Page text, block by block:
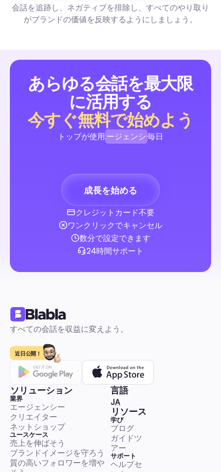
ールするステップバイステップの自動化プレイブックを手に入
ょう。Instagramストーリーの視聴をどのようにして返信、DM
ドに変換するか、手動作業を減らしつつ、信頼性を維持する方
インスタグラム有料投稿：リード獲得＆会話を広げる
初心者向けのステップバイステップガイドです。Ads Manager
ペーンを強化するタイミングと構築するタイミングを示し、チ
リスト、コスト範囲、ターゲティングの指針、すぐに使えるコ
やDMの自動化フローが含まれています。テンプレートとガイ
検索エンジン最適化サイト: SMBがランクを上げリー
するための2026年完全ガイド
無料のSEOサイトとソーシャルメディアのコメントやDMの自
み合わせる方法を示す、実用的かつ予算重視のロードマップ。
ャルメディアマネージャーや小規模事業のオーナー向けに、厳
たツール、コピー＆ペーストのワークフロー、テンプレート、
Instagram広告：オーストラリアの小企業向け、2026
全ガイド。設定、クリエイティブ、オートメーション
て
初心者でも安心のステップバイステップガイドです。ピクセル
ターゲット選定、予算管理、オーストラリアのコストベンチマ
クリエイティブテンプレート、A/Bテスト、そしてリージェン
ROI証明のための自動化（DMファネル、コメント管理）が含ま
ます。余分な手間はかけずに簡単に実行できます。
販売とリード生成
Facebook広告：サウジアラビア企業向け2026年完全
会話を追跡し、ネガティブを排除し、すべてのやり取り
がブランドの価値を反映するようにしましょう。
あらゆる会話を最大限
に活用する
今すぐ無料で始めよう
トップが使用
エージェンシー
クリエイター
エージェンシー毎日
成長を始める
クレジットカード不要
ワンクリックでキャンセル
数分で設定できます
24時間サポート
すべての会話を収益に変えよう。
近日公開！
ソリューション
業界
エージェンシー
クリエイター
ネットショップ
ユースケース
売上を伸ばそう
ブランドイメージを守ろう
質の高いフォロワーを増や
リソース
学び
ブログ
ガイドツ
アー
サポート
ヘルプセ
言語
JA